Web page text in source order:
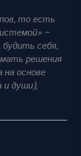
то есть
–
будить себя,
решения
основе
и души),